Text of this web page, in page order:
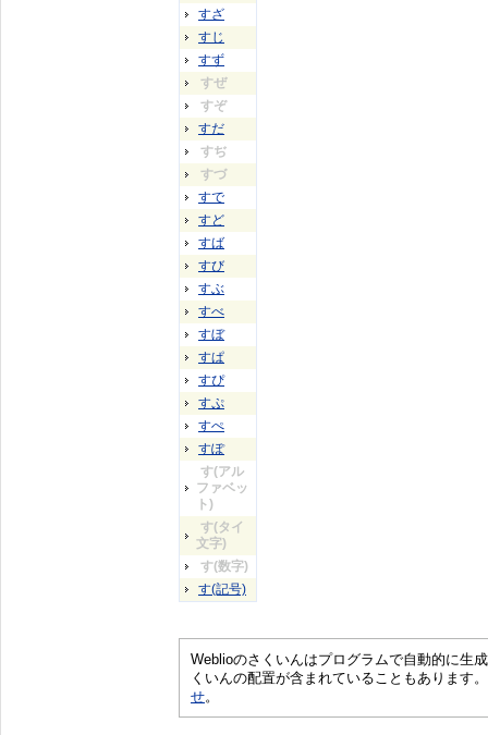
すざ
すじ
すず
すぜ
すぞ
すだ
すぢ
すづ
すで
すど
すば
すび
すぶ
すべ
すぼ
すぱ
すぴ
すぷ
すぺ
すぽ
す(アル
ファベッ
ト)
す(タイ
文字)
す(数字)
す(記号)
Weblioのさくいんはプログラムで自動的に生
くいんの配置が含まれていることもあります
せ。